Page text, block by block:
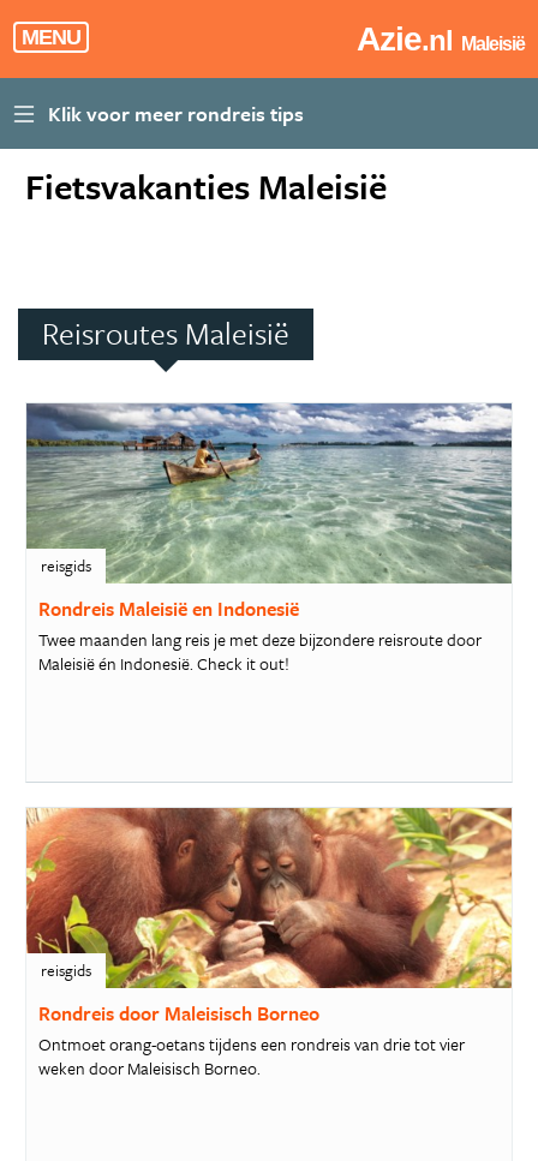
MENU Azie.nl Maleisië
Fietsvakanties Maleisië
Reisroutes Maleisië
reisgids
Rondreis Maleisië en Indonesië
Twee maanden lang reis je met deze bijzondere reisroute door
Maleisië én Indonesië. Check it out!
reisgids
Rondreis door Maleisisch Borneo
Ontmoet orang-oetans tijdens een rondreis van drie tot vier
weken door Maleisisch Borneo.